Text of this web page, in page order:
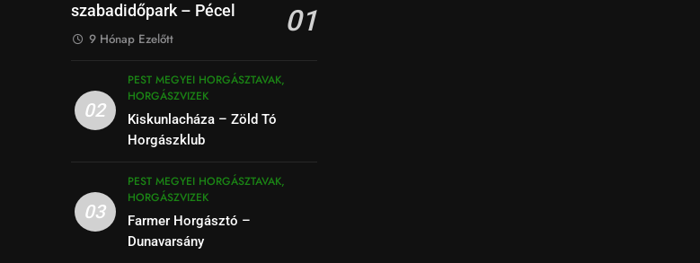
szabadidőpark – Pécel
01
9 Hónap Ezelőtt
02
PEST MEGYEI HORGÁSZTAVAK,
HORGÁSZVIZEK
Kiskunlacháza – Zöld Tó
Horgászklub
03
PEST MEGYEI HORGÁSZTAVAK,
HORGÁSZVIZEK
Farmer Horgásztó –
Dunavarsány